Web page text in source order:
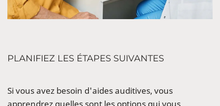
PLANIFIEZ LES ÉTAPES SUIVANTES
Si vous avez besoin d'aides auditives, vous
apprendrez quelles sont les options qui vous